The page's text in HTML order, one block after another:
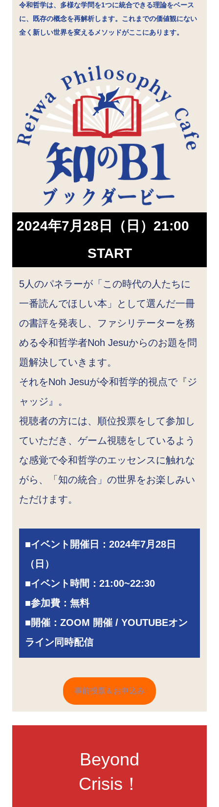
令和哲学は、多様な学問を1つに統合できる理論をベース
に、既存の概念を再解析します。これまでの価値観にない
全く新しい世界を変えるメソッドがここにあります。
2024年7月28日（日）21:00
START
5人のパネラーが「この時代の人たちに
一番読んでほしい本」として選んだ一冊
の書評を発表し、ファシリテーターを務
める令和哲学者Noh Jesuからのお題を問
題解決していきます。
それをNoh Jesuが令和哲学的視点で『ジ
ャッジ』。
視聴者の方には、順位投票をして参加し
ていただき、ゲーム視聴をしているよう
な感覚で令和哲学のエッセンスに触れな
がら、「知の統合」の世界をお楽しみい
ただけます。
■イベント開催日： 2024年7月28日
（日）
■イベント時間：21:00~22:30
■参加費：無料
■開催：ZOOM 開催 / YOUTUBEオン
ライン同時配信
事前投票＆お申込み
Beyond
Crisis！